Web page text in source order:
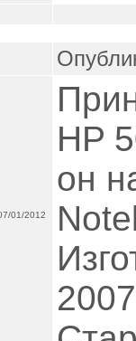
01/2012
HP
он